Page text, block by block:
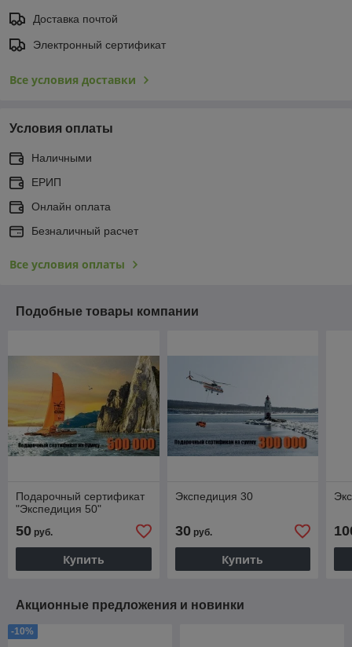
Доставка почтой
Электронный сертификат
Все условия доставки
Условия оплаты
Наличными
ЕРИП
Онлайн оплата
Безналичный расчет
Все условия оплаты
Подобные товары компании
Подарочный сертификат
"Экспедиция 50"
50 руб.
Купить
Экспедиция 30
30руб.
Купить
Акционные предложения и новинки
-10%